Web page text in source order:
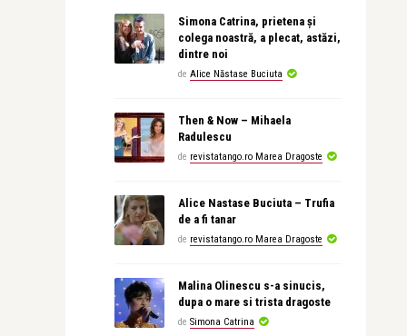
Simona Catrina, prietena și
colega noastră, a plecat, astăzi,
dintre noi
de Alice Năstase Buciuta
Then & Now – Mihaela
Radulescu
de revistatango.ro Marea Dragoste
Alice Nastase Buciuta – Trufia
de a fi tanar
de revistatango.ro Marea Dragoste
Malina Olinescu s-a sinucis,
dupa o mare si trista dragoste
de Simona Catrina